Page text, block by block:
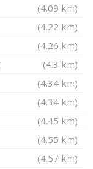
(4.09 km)
(4.22 km)
(4.26 km)
(4.3 km)
(4.34 km)
(4.34 km)
(4.45 km)
(4.55 km)
(4.57 km)